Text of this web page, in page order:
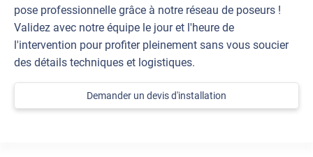
pose professionnelle grâce à notre réseau de poseurs !
Validez avec notre équipe le jour et l'heure de
l'intervention pour profiter pleinement sans vous soucier
des détails techniques et logistiques.
Demander un devis d'installation